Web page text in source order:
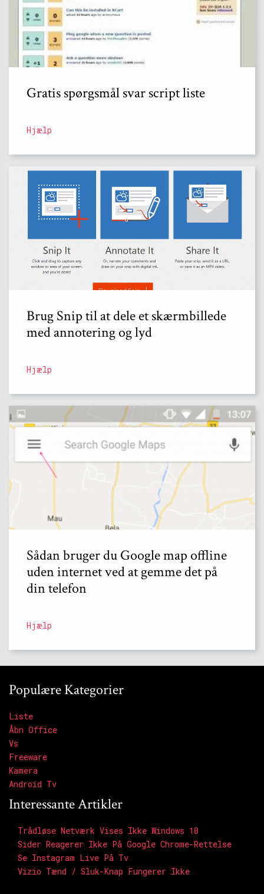
Gratis spørgsmål svar script liste
Hjælp
Brug Snip til at dele et skærmbillede
med annotering og lyd
Hjælp
Sådan bruger du Google map offline
uden internet ved at gemme det på
din telefon
Hjælp
Populære Kategorier
Liste
Åbn Office
Vs
Freeware
Kamera
Android Tv
Interessante Artikler
Trådløse Netværk Vises Ikke Windows 10
Sider Reagerer Ikke På Google Chrome-Rettelse
Se Instagram Live På Tv
Vizio Tænd / Sluk-Knap Fungerer Ikke